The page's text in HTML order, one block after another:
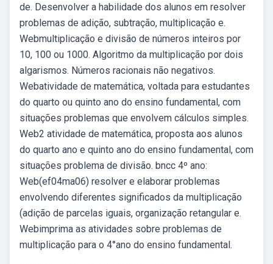
de. Desenvolver a habilidade dos alunos em resolver
problemas de adição, subtração, multiplicação e.
Webmultiplicação e divisão de números inteiros por
10, 100 ou 1000. Algoritmo da multiplicação por dois
algarismos. Números racionais não negativos.
Webatividade de matemática, voltada para estudantes
do quarto ou quinto ano do ensino fundamental, com
situações problemas que envolvem cálculos simples.
Web2 atividade de matemática, proposta aos alunos
do quarto ano e quinto ano do ensino fundamental, com
situações problema de divisão. bncc 4º ano:
Web(ef04ma06) resolver e elaborar problemas
envolvendo diferentes significados da multiplicação
(adição de parcelas iguais, organização retangular e.
Webimprima as atividades sobre problemas de
multiplicação para o 4°ano do ensino fundamental.